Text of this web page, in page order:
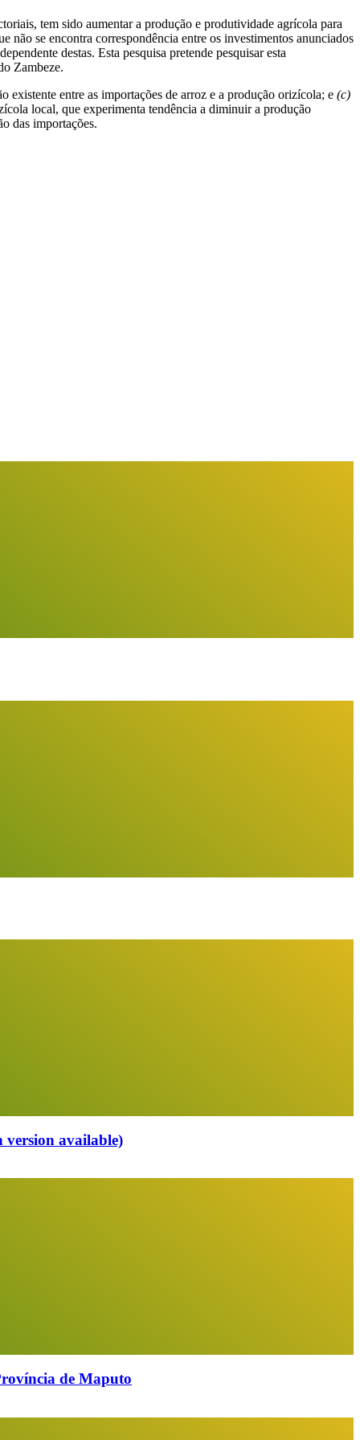
tem sido aumentar a produção e produtividade agrícola para
não se encontra correspondência entre os investimentos anunciados
destas. Esta pesquisa pretende pesquisar esta
Zambeze.
existente entre as importações de arroz e a produção orizícola; e (c)
local, que experimenta tendência a diminuir a produção
das importações.
version available)
de Maputo